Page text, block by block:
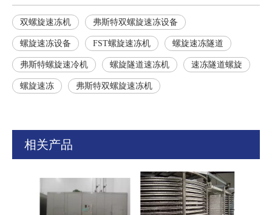
双螺旋速冻机 弗斯特双螺旋速冻设备
螺旋速冻设备 FST螺旋速冻机 螺旋速冻隧道
弗斯特螺旋速冷机 螺旋隧道速冻机 速冻隧道螺旋
螺旋速冻 弗斯特双螺旋速冻机
相关产品